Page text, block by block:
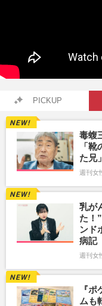
PICKUP
毒蝮
「
た兄
週刊女
乳が
た！
ンド
病記
週刊女
『
ムも